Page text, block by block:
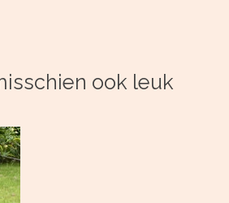
ook leuk